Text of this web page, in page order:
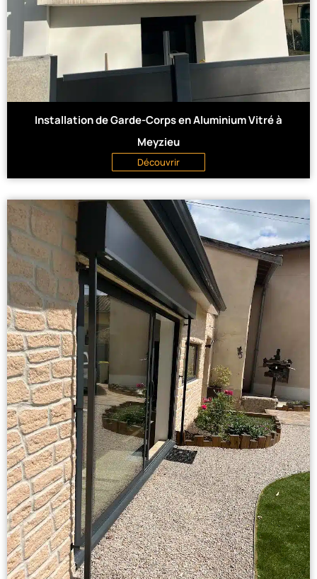
Installation de Garde-Corps en Aluminium Vitré à
Meyzieu
Découvrir